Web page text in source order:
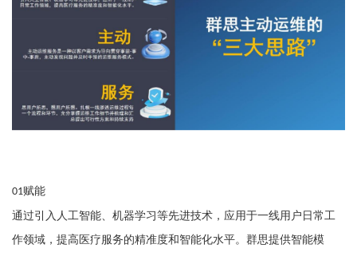
01赋能
通过引 入人工智能、机器学习等先进技术，应 用于一线用 户 日常 工
作领域，提高 医疗服务的精准度和智能化水平。群思提供智能模